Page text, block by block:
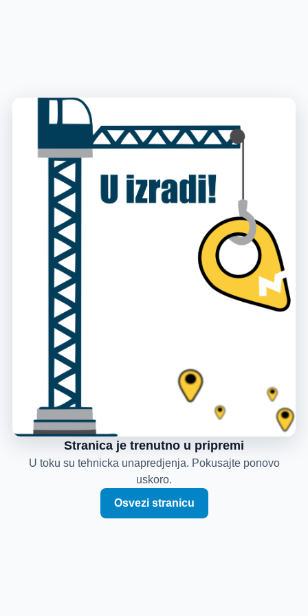
Stranica je trenutno u pripremi
U toku su tehnicka unapredjenja. Pokusajte ponovo
uskoro.
Osvezi stranicu